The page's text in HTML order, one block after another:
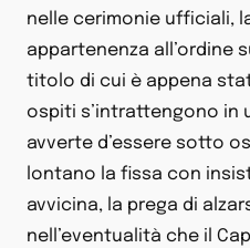
nelle cerimonie ufficiali,
appartenenza all’ordine
titolo di cui è appena
ospiti s’intrattengono in
avverte d’essere sotto
lontano la fissa con
avvicina, la prega di
nell’eventualità che il